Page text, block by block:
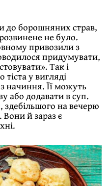
до борошняних страв,
не було.
привозили з
придумувати,
Так і
у вигляді
начиння. Її можуть
або додавати в суп.
на вечерю
й зараз є